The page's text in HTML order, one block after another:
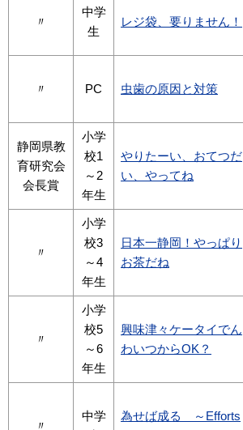
〃
中学
生
レジ袋、要りません！
〃 PC 虫歯の原因と対策
静岡県教
育研究会
会長賞
小学
校1
～2
年生
やりたーい、おてつだ
い、やってね
〃
小学
校3
～4
年生
日本一静岡！やっぱり
お茶だね
〃
小学
校5
～6
年生
興味津々ケータイでん
わいつからOK？
〃
中学
為せば成る ～Efforts